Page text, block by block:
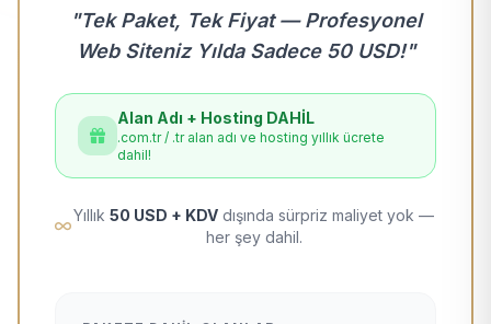
"Tek Paket, Tek Fiyat — Profesyonel
Web Siteniz Yılda Sadece 50 USD!"
Alan Adı + Hosting DAHİL
.com.tr / .tr alan adı ve hosting yıllık ücrete
dahil!
Yıllık 50 USD + KDV dışında sürpriz maliyet yok —
her şey dahil.